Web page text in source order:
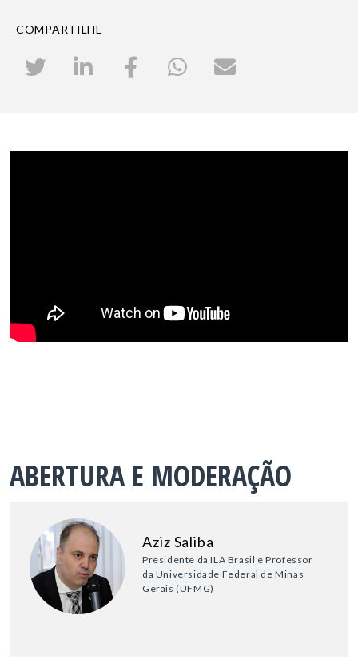
COMPARTILHE
ABERTURA E MODERAÇÃO
Aziz Saliba
Presidente da ILA Brasil e Professor
da Universidade Federal de Minas
Gerais (UFMG)